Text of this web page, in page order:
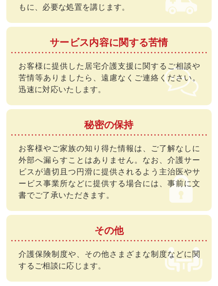
もに、必要な処置を講じます。
サービス内容に関する苦情
お客様に提供した居宅介護支援に関するご相談や
苦情等ありましたら、遠慮なくご連絡ください。
迅速に対応いたします。
秘密の保持
お客様やご家族の知り得た情報は、ご了解なしに
外部へ漏らすことはありません。なお、介護サー
ビスが適切且つ円滑に提供されるよう主治医やサ
ービス事業所などに提供する場合には、事前に文
書でご了承いただきます。
その他
介護保険制度や、その他さまざまな制度などに関
するご相談に応じます。